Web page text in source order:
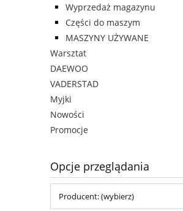
Wyprzedaż magazynu
Części do maszym
MASZYNY UŻYWANE
Warsztat
DAEWOO
VADERSTAD
Myjki
Nowości
Promocje
Opcje przeglądania
Producent: (wybierz)